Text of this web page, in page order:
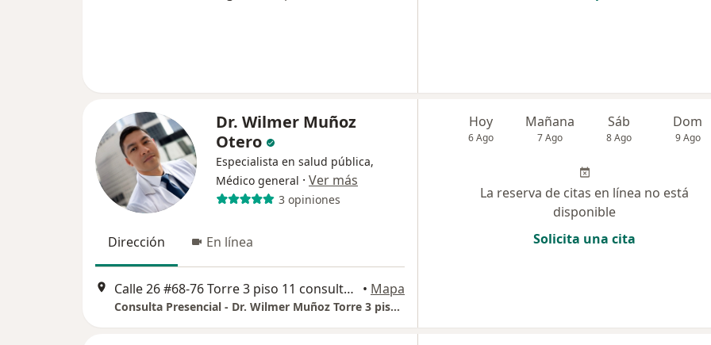
Dr. Wilmer Muñoz
Otero
Especialista en salud pública,
Médico general · Ver más
3 opiniones
Dirección En línea
Calle 26 #68-76 Torre 3 piso 11 consultorio 1104 • Mapa
Consulta Presencial - Dr. Wilmer Muñoz Torre 3 piso 11 consultorio 1104
Hoy
6 Ago
Mañana
7 Ago
Sáb
8 Ago
Dom
9 Ago
La reserva de citas en línea no está
disponible
Solicita una cita